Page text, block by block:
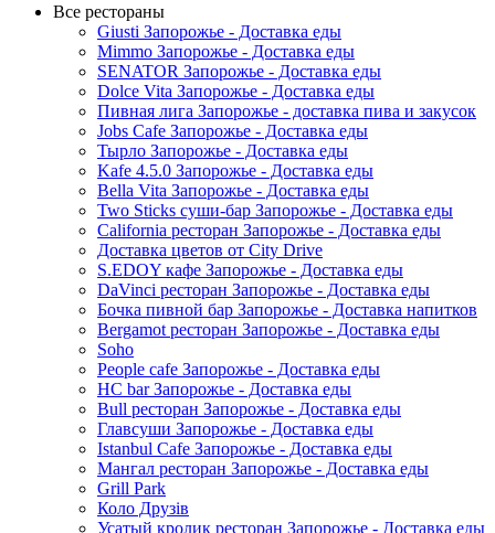
Все рестораны
Giusti Запорожье - Доставка еды
Mimmo Запорожье - Доставка еды
SENATOR Запорожье - Доставка еды
Dolce Vita Запорожье - Доставка еды
Пивная лига Запорожье - доставка пива и закусок
Jobs Cafe Запорожье - Доставка еды
Тырло Запорожье - Доставка еды
Kafe 4.5.0 Запорожье - Доставка еды
Bella Vita Запорожье - Доставка еды
Two Sticks суши-бар Запорожье - Доставка еды
California ресторан Запорожье - Доставка еды
Доставка цветов от City Drive
S.EDOY кафе Запорожье - Доставка еды
DaVinci ресторан Запорожье - Доставка еды
Бочка пивной бар Запорожье - Доставка напитков
Bergamot ресторан Запорожье - Доставка еды
Soho
People cafe Запорожье - Доставка еды
HC bar Запорожье - Доставка еды
Bull ресторан Запорожье - Доставка еды
Главсуши Запорожье - Доставка еды
Istanbul Cafe Запорожье - Доставка еды
Мангал ресторан Запорожье - Доставка еды
Grill Park
Коло Друзів
Усатый кролик ресторан Запорожье - Доставка еды